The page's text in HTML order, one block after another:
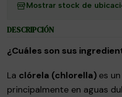
Mostrar stock de
DESCRIPCIÓN
¿Cuáles son sus
La clórela (chlorella) es
principalmente en aguas